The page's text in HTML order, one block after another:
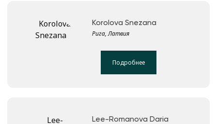
Korolova Snezana
Рига, Латвия
Подробнее
Lee-Romanova Daria